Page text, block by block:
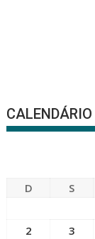
CALENDÁRIO
D S
2
3